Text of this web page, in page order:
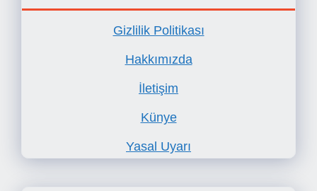
Gizlilik Politikası
Hakkımızda
İletişim
Künye
Yasal Uyarı